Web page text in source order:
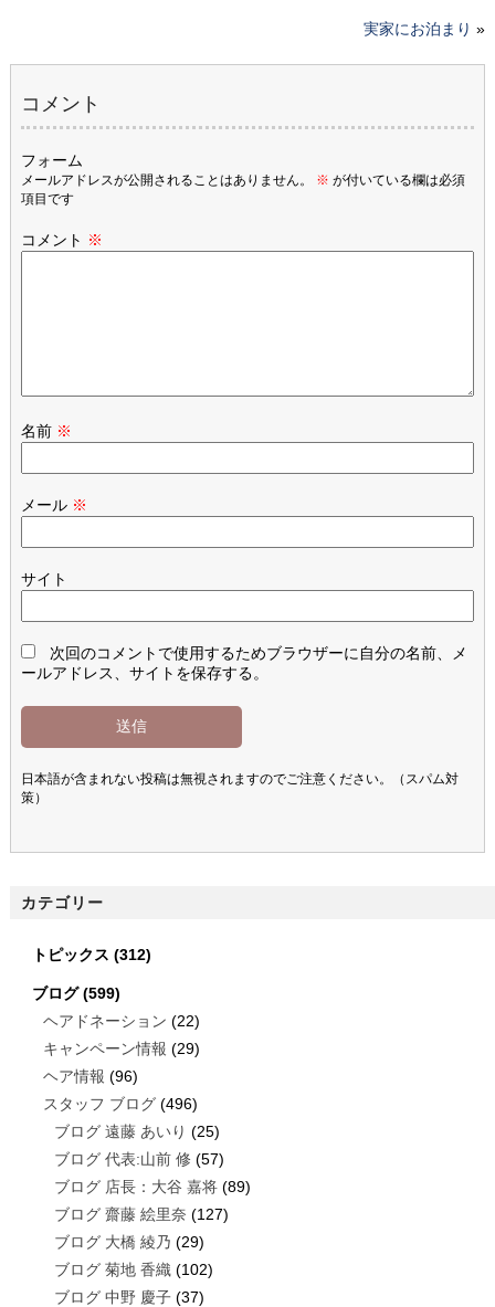
実家にお泊まり »
コメント
フォーム
メールアドレスが公開されることはありません。 ※ が付いている欄は必須
項目です
コメント ※
名前 ※
メール ※
サイト
次回のコメントで使用するためブラウザーに自分の名前、メ
ールアドレス、サイトを保存する。
日本語が含まれない投稿は無視されますのでご注意ください。（スパム対
策）
カテゴリー
トピックス (312)
ブログ(599)
ヘアドネーション (22)
キャンペーン情報 (29)
ヘア情報 (96)
スタッフ ブログ(496)
ブログ 遠藤 あいり (25)
ブログ 代表:山前 修 (57)
ブログ 店長：大谷 嘉将(89)
ブログ 齋藤 絵里奈 (127)
ブログ 大橋 綾乃 (29)
ブログ 菊地 香織(102)
ブログ 中野 慶子(37)